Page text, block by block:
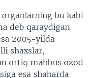
organlarning bu kabi
deb qaraydigan
2005-yilda
shaxslar,
ortiq mahbus ozod
esa shaharda